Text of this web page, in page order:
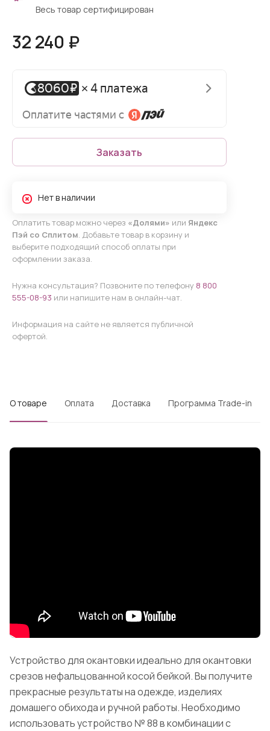
Весь товар сертифицирован
32 240 ₽
Заказать
Нет в наличии
Оплатить товар можно через «Долями» или Яндекс
Пэй со Сплитом. Добавьте товар в корзину и
выберите подходящий способ оплаты при
оформлении заказа.
Нужна консультация? Позвоните по телефону 8 800
555-08-93 или напишите нам в онлайн-чат.
Информация на сайте не является публичной
офертой.
О товаре Оплата Доставка Программа Trade-in
Устройство для окантовки идеально для окантовки
срезов нефальцованной косой бейкой. Вы получите
прекрасные результаты на одежде, изделиях
домашего обихода и ручной работы. Необходимо
использовать устройство № 88 в комбинации с